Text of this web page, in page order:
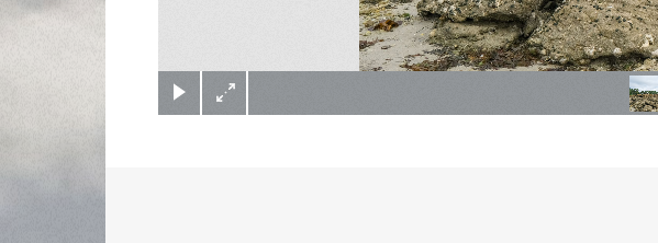
(c) Didier Gualeni